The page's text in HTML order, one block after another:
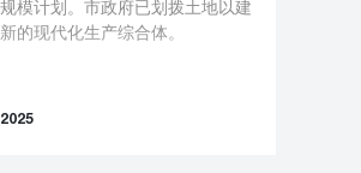
模计划。市政府已划拨土地以建
的现代化生产综合体。